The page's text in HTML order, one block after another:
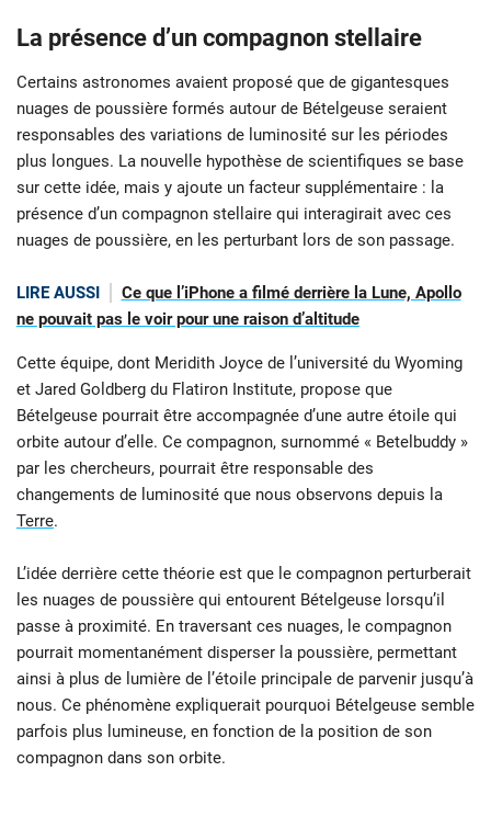
La présence d’un compagnon stellaire
Certains astronomes avaient proposé que de gigantesques
nuages de poussière formés autour de Bételgeuse seraient
responsables des variations de luminosité sur les périodes
plus longues. La nouvelle hypothèse de scientifiques se base
sur cette idée, mais y ajoute un facteur supplémentaire : la
présence d’un compagnon stellaire qui interagirait avec ces
nuages de poussière, en les perturbant lors de son passage.
LIRE AUSSI
Ce que l’iPhone a filmé derrière la Lune, Apollo
ne pouvait pas le voir pour une raison d’altitude
Cette équipe, dont Meridith Joyce de l’université du Wyoming
et Jared Goldberg du Flatiron Institute, propose que
Bételgeuse pourrait être accompagnée d’une autre étoile qui
orbite autour d’elle. Ce compagnon, surnommé « Betelbuddy »
par les chercheurs, pourrait être responsable des
changements de luminosité que nous observons depuis la
Terre.
L’idée derrière cette théorie est que le compagnon perturberait
les nuages de poussière qui entourent Bételgeuse lorsqu’il
passe à proximité. En traversant ces nuages, le compagnon
pourrait momentanément disperser la poussière, permettant
ainsi à plus de lumière de l’étoile principale de parvenir jusqu’à
nous. Ce phénomène expliquerait pourquoi Bételgeuse semble
parfois plus lumineuse, en fonction de la position de son
compagnon dans son orbite.